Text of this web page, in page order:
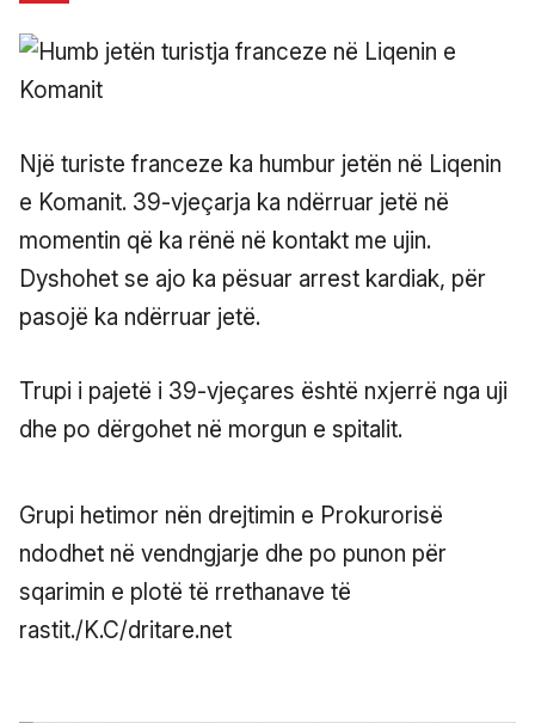
Një turiste franceze ka humbur jetën në Liqenin
e Komanit. 39-vjeçarja ka ndërruar jetë në
momentin që ka rënë në kontakt me ujin.
Dyshohet se ajo ka pësuar arrest kardiak, për
pasojë ka ndërruar jetë.
Trupi i pajetë i 39-vjeçares është nxjerrë nga uji
dhe po dërgohet në morgun e spitalit.
Grupi hetimor nën drejtimin e Prokurorisë
ndodhet në vendngjarje dhe po punon për
sqarimin e plotë të rrethanave të
rastit./K.C/dritare.net